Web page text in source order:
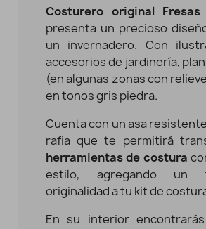
Costurero original Fresas
presenta un precioso
un invernadero. Con
accesorios de jardinería,
(en algunas zonas con
en tonos gris piedra.
Cuenta con un asa
rafia que te permitirá
herramientas de costura
estilo, agregando un
originalidad a tu kit de
En su interior